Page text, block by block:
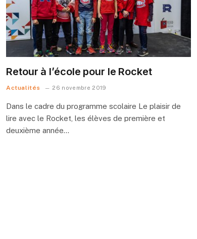
Retour à l’école pour le Rocket
Actualités 26 novembre 2019
Dans le cadre du programme scolaire Le plaisir de
lire avec le Rocket, les élèves de première et
deuxième année…